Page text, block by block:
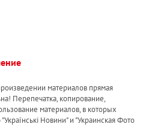
материалов прямая
Перепечатка, копирование,
материалов, в которых
Новини" и "Украинская Фото